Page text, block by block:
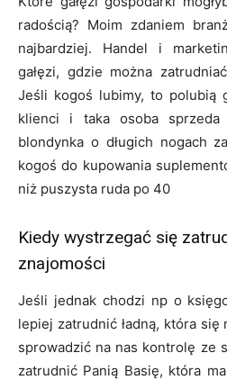
radością? Moim zdaniem
najbardziej. Handel i
gałęzi, gdzie można
Jeśli kogoś lubimy, to polubią
klienci i taka osoba sprzeda
blondynka o długich nogach
kogoś do kupowania
niż puszysta ruda po 40
Kiedy wystrzegać się
znajomości
Jeśli jednak chodzi np o
lepiej zatrudnić ładną, która
sprowadzić na nas kontrolę ze
zatrudnić Panią Basię, która